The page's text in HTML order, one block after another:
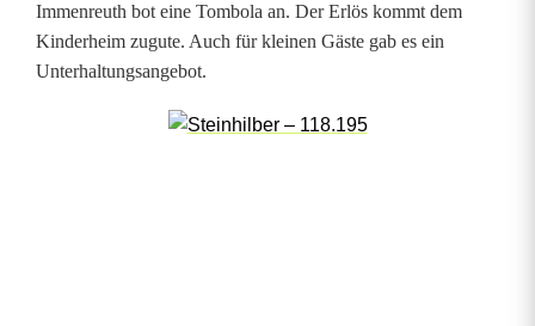
s
h
Immenreuth bot eine Tombola an. Der Erlös kommt dem
Kinderheim zugute. Auch für kleinen Gäste gab es ein
Unterhaltungsangebot.